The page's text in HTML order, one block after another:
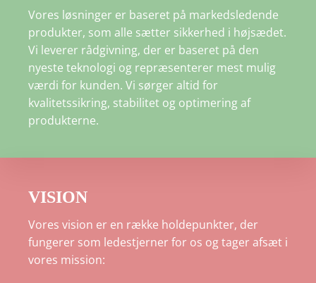
Vores løsninger er baseret på markedsledende
produkter, som alle sætter sikkerhed i højsædet.
Vi leverer rådgivning, der er baseret på den
nyeste teknologi og repræsenterer mest mulig
værdi for kunden. Vi sørger altid for
kvalitetssikring, stabilitet og optimering af
produkterne.
VISION
Vores vision er en række holdepunkter, der
fungerer som ledestjerner for os og tager afsæt i
vores mission: